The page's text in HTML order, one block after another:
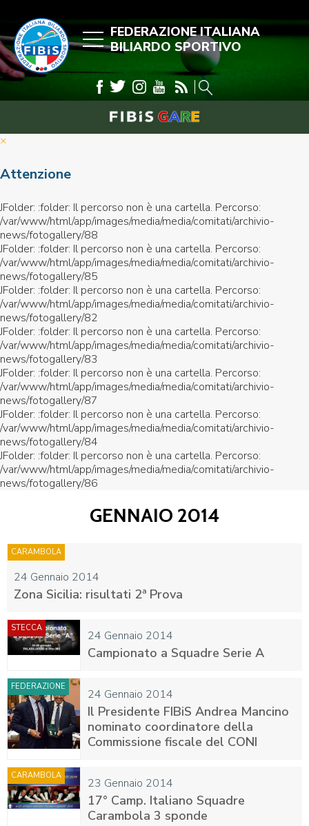
FEDERAZIONE ITALIANA
BILIARDO SPORTIVO
×
Attenzione
JFolder: :folder: Il percorso non è una cartella. Percorso:
/var/www/html/app/images/media/media/comitati/archivio-
news/fotogallery/88
JFolder: :folder: Il percorso non è una cartella. Percorso:
/var/www/html/app/images/media/media/comitati/archivio-
news/fotogallery/85
JFolder: :folder: Il percorso non è una cartella. Percorso:
/var/www/html/app/images/media/media/comitati/archivio-
news/fotogallery/82
JFolder: :folder: Il percorso non è una cartella. Percorso:
/var/www/html/app/images/media/media/comitati/archivio-
news/fotogallery/83
JFolder: :folder: Il percorso non è una cartella. Percorso:
/var/www/html/app/images/media/media/comitati/archivio-
news/fotogallery/87
JFolder: :folder: Il percorso non è una cartella. Percorso:
/var/www/html/app/images/media/media/comitati/archivio-
news/fotogallery/84
JFolder: :folder: Il percorso non è una cartella. Percorso:
/var/www/html/app/images/media/media/comitati/archivio-
news/fotogallery/86
GENNAIO 2014
24 Gennaio 2014
CARAMBOLA
Zona Sicilia: risultati 2ª Prova
24 Gennaio 2014
STECCA
Campionato a Squadre Serie A
24 Gennaio 2014
FEDERAZIONE
Il Presidente FIBiS Andrea Mancino
nominato coordinatore della
Commissione fiscale del CONI
23 Gennaio 2014
CARAMBOLA
17° Camp. Italiano Squadre
Carambola 3 sponde